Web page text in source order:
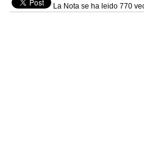
La Nota se ha leido 770